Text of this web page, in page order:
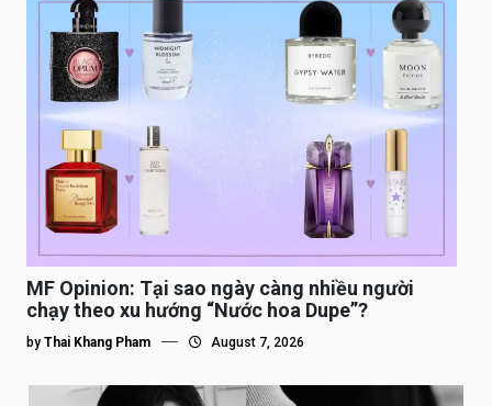
MF Opinion: Tại sao ngày càng nhiều người
chạy theo xu hướng “Nước hoa Dupe”?
by Thai Khang Pham August 7, 2026